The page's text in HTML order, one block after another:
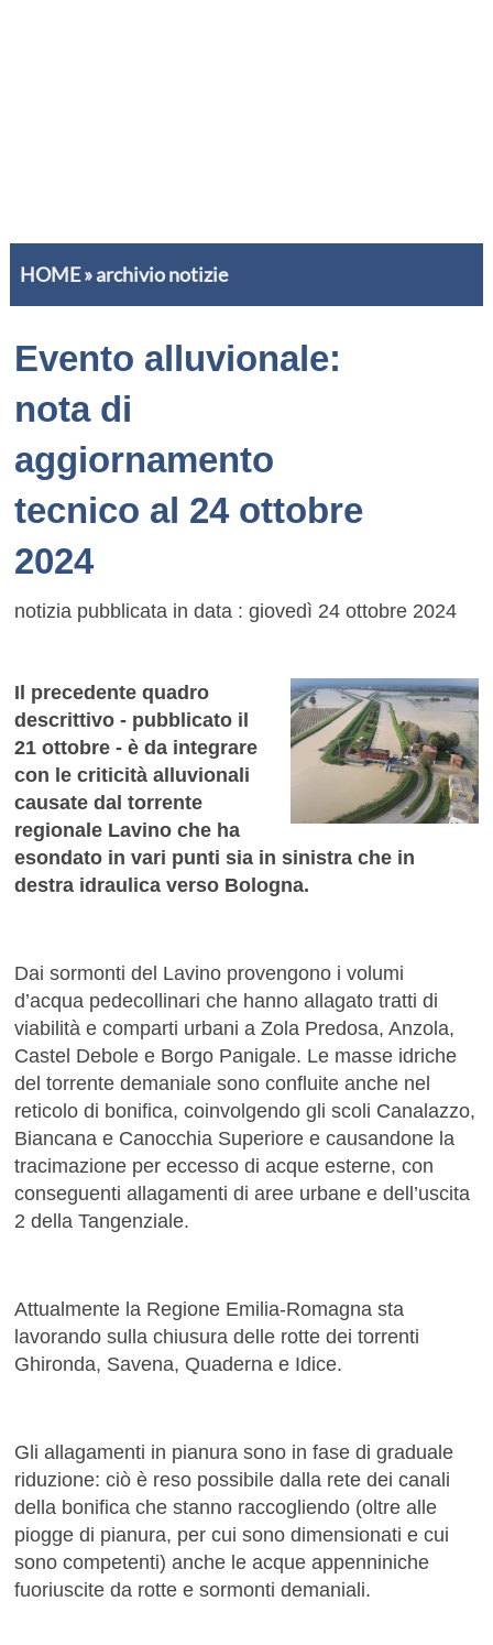
HOME»archivio notizie
Evento alluvionale:
nota di
aggiornamento
tecnico al 24 ottobre
2024
notizia pubblicata in data : giovedì 24 ottobre 2024
Il precedente quadro
descrittivo - pubblicato il
21 ottobre - è da integrare
con le criticità alluvionali
causate dal torrente
regionale Lavino che ha
esondato in vari punti sia in sinistra che in
destra idraulica verso Bologna.
Dai sormonti del Lavino provengono i volumi
d’acqua pedecollinari che hanno allagato tratti di
viabilità e comparti urbani a Zola Predosa, Anzola,
Castel Debole e Borgo Panigale. Le masse idriche
del torrente demaniale sono confluite anche nel
reticolo di bonifica, coinvolgendo gli scoli Canalazzo,
Biancana e Canocchia Superiore e causandone la
tracimazione per eccesso di acque esterne, con
conseguenti allagamenti di aree urbane e dell’uscita
2 della Tangenziale.
Attualmente la Regione Emilia-Romagna sta
lavorando sulla chiusura delle rotte dei torrenti
Ghironda, Savena, Quaderna e Idice.
Gli allagamenti in pianura sono in fase di graduale
riduzione: ciò è reso possibile dalla rete dei canali
della bonifica che stanno raccogliendo (oltre alle
piogge di pianura, per cui sono dimensionati e cui
sono competenti) anche le acque appenniniche
fuoriuscite da rotte e sormonti demaniali.